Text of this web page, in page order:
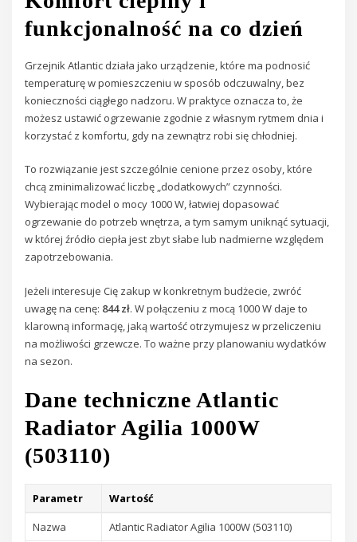
funkcjonalność na co dzień
Grzejnik Atlantic działa jako urządzenie, które ma podnosić
temperaturę w pomieszczeniu w sposób odczuwalny, bez
konieczności ciągłego nadzoru. W praktyce oznacza to, że
możesz ustawić ogrzewanie zgodnie z własnym rytmem dnia i
korzystać z komfortu, gdy na zewnątrz robi się chłodniej.
To rozwiązanie jest szczególnie cenione przez osoby, które
chcą zminimalizować liczbę „dodatkowych” czynności.
Wybierając model o mocy 1000 W, łatwiej dopasować
ogrzewanie do potrzeb wnętrza, a tym samym uniknąć sytuacji,
w której źródło ciepła jest zbyt słabe lub nadmierne względem
zapotrzebowania.
Jeżeli interesuje Cię zakup w konkretnym budżecie, zwróć
uwagę na cenę: 844 zł. W połączeniu z mocą 1000 W daje to
klarowną informację, jaką wartość otrzymujesz w przeliczeniu
na możliwości grzewcze. To ważne przy planowaniu wydatków
na sezon.
Dane techniczne Atlantic
Radiator Agilia 1000W
(503110)
Parametr
Wartość
Nazwa
Atlantic Radiator Agilia 1000W (503110)